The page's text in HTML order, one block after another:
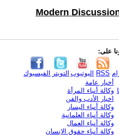
Modern
على:
الفيسبوك التويتر اليوتيوب RSS
أخبار عامة
وكالة أنباء المرأة
اخبار الأدب والفن
وكالة أنباء اليسار
وكالة أنباء العلمانية
وكالة أنباء العمال
وكالة أنباء حقوق الإنسان